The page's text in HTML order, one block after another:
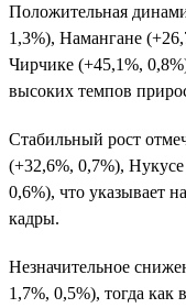
Положительная
1,3%), Намангане
Чирчике (+45,1%,
высоких темпов
Стабильный рост
(+32,6%, 0,7%),
0,6%), что указывает
кадры.
Незначительное
1,7%, 0,5%), тогда